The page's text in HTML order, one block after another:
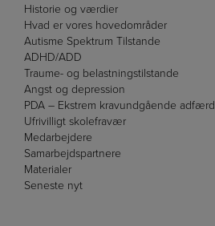
Historie og værdier
Hvad er vores hovedområder
Autisme Spektrum Tilstande
ADHD/ADD
Traume- og belastningstilstande
Angst og depression
PDA – Ekstrem kravundgående adfærd
Ufrivilligt skolefravær
Medarbejdere
Samarbejdspartnere
Materialer
Seneste nyt